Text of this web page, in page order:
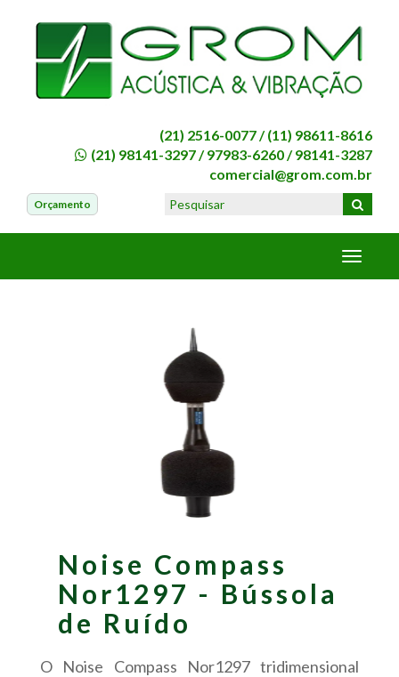
(21) 2516-0077 /(11) 98611-8616
(21) 98141-3297 /97983-6260 /98141-3287
comercial@grom.com.br
Orçamento
Noise Compass
Nor1297 - Bússola
de Ruído
O Noise Compass Nor1297 tridimensional